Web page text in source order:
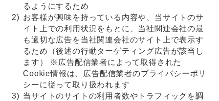
るようにするため
2) お客様が興味を持っている内容や、当サイトのサ
イト上での利用状況をもとに、当社関連会社の最
も適切な広告を当社関連会社のサイト上で表示す
るため（後述の行動ターゲティング広告が該当し
ます） ※広告配信業者によって取得された
Cookie情報は、広告配信業者のプライバシーポリ
シーに従って取り扱われます
3) 当サイトのサイトの利用者数やトラフィックを調